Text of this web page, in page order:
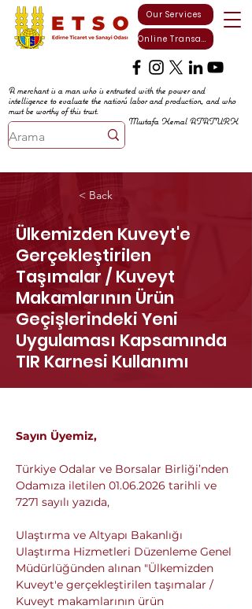
Online Transactions
Our Services
A merchant is a man who is entrusted with the power and
intelligence to evaluate the nation's labor and production, and who
must be worthy of this trust.
Mustafa Kemal ATATURK
< Back
Ülkemizden Kuveyt'e
Gerçekleştirilen
Taşımalar / Kuveyt
Makamlarının Ürün
Geçişlerindeki Yeni
Uygulaması Kapsamında
TIR Karnesi Kullanımı
Sayın Üyemiz,
Türkiye Odalar ve Borsalar Birliği’nden
Odamıza iletilen 01.06.2026 tarihli ve
7271 sayılı yazıda,
Ulaştırma ve Altyapı Bakanlığı
Ulaştırma Hizmetleri Düzenleme Genel
Müdürlüğünden alınan "Ülkemizden
Kuveyt'e gerçekleştirilen taşımalar /
Kuveyt makamlarının ürün